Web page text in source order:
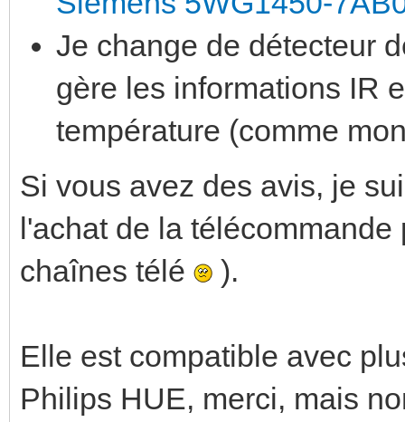
Je change de détecteur
gère les informations IR
température (comme
Si vous avez des avis, je
l'achat de la
chaînes télé
).
Elle est compatible avec
Philips HUE, merci, mais